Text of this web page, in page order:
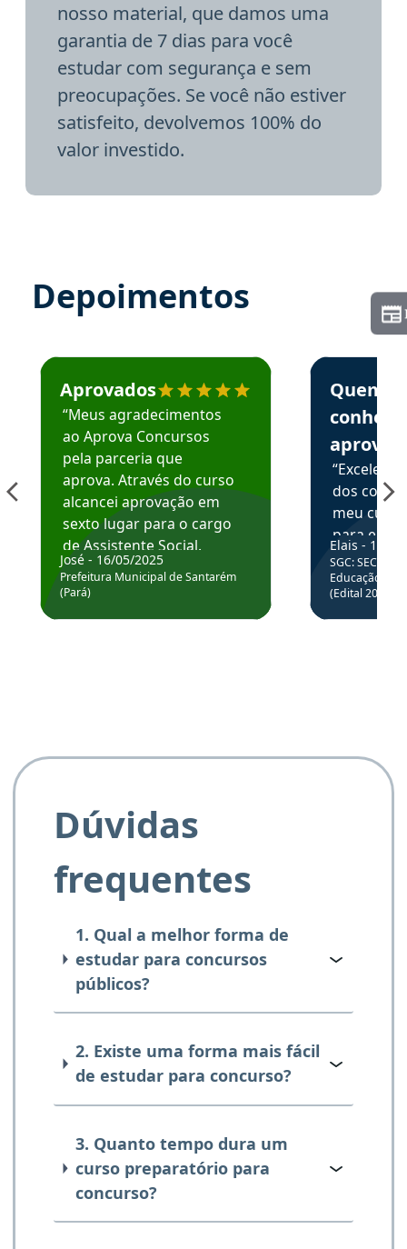
nosso material, que damos uma
garantia de 7 dias para você
estudar com segurança e sem
preocupações. Se você não estiver
satisfeito, devolvemos 100% do
valor investido.
Depoimentos
Estudante José recomenda o Aprova Concursos em
Aprovados
“Meus agradecimentos
ao Aprova Concursos
pela parceria que
aprova. Através do curso
alcancei aprovação em
sexto lugar para o cargo
de Assistente Social.
Hoje estou atuando na
Prefeitura de Santarém.
José - 16/05/2025
Prefeitura Municipal de Santarém
(Pará)
Estudante
Quem
aprova
dos
meu
para
colocar
através
de
Elais - 15/
SGC: SEC BA
Educação
(Edital
Dúvidas
frequentes
1. Qual a melhor forma de
estudar para concursos
públicos?
2. Existe uma forma mais fácil
de estudar para concurso?
3. Quanto tempo dura um
curso preparatório para
concurso?